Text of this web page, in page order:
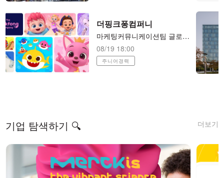
더핑크퐁컴퍼니
마케팅커뮤니케이션팀 글로벌 커뮤니케이션 매니저(PR)
08/19 18:00
주니어경력
더보기
기업 탐색하기 🔍